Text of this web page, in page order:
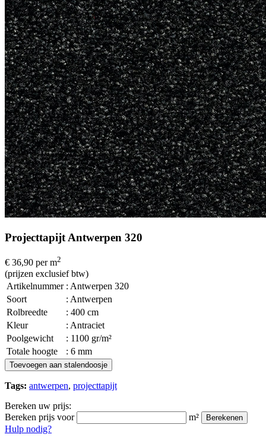
Projecttapijt Antwerpen 320
€ 36,90 per m2
(prijzen exclusief btw)
Artikelnummer : Antwerpen 320
Soort
: Antwerpen
Rolbreedte
: 400 cm
Kleur
: Antraciet
Poolgewicht
: 1100 gr/m²
Totale hoogte
: 6 mm
Toevoegen aan stalendoosje
Tags: antwerpen, projecttapijt
Bereken uw prijs:
Bereken prijs voor
m² Berekenen
Hulp nodig?